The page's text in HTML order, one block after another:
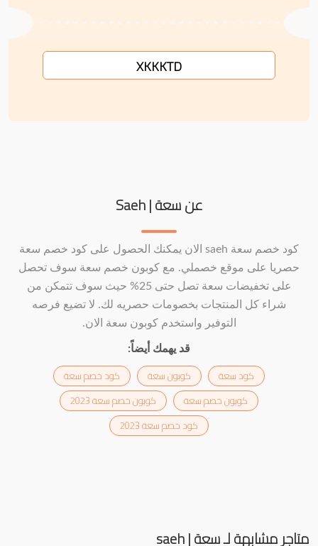
XKKKTD
عن سعة | Saeh
كود خصم سعة saeh الان يمكنك الحصول على كود خصم سعة
حصريا على موقع خصملي. مع كوبون خصم سعة سوف تحصل
على تخفيضات سعة تصل حتى 25% حيث سوف تتمكن من
شراء كل المنتجات بخصومات حصريه لك. لا تضيع فرصه
التوفير واستخدم كوبون سعة الان.
قد يهمك أيضاً:
كود سعة كوبون سعة
كود خصم سعة
كوبون خصم سعة
كوبون خصم سعة 2023
كود خصم سعة 2023
متاجر مشابهة لـ سعة | saeh